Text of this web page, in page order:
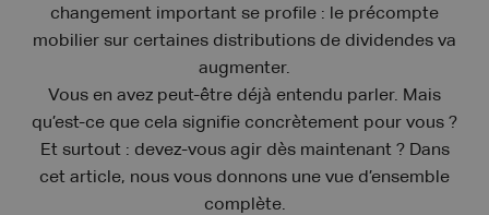
changement important se profile : le précompte
mobilier sur certaines distributions de dividendes va
augmenter.
Vous en avez peut-être déjà entendu parler. Mais
qu’est-ce que cela signifie concrètement pour vous ?
Et surtout : devez-vous agir dès maintenant ? Dans
cet article, nous vous donnons une vue d’ensemble
complète.